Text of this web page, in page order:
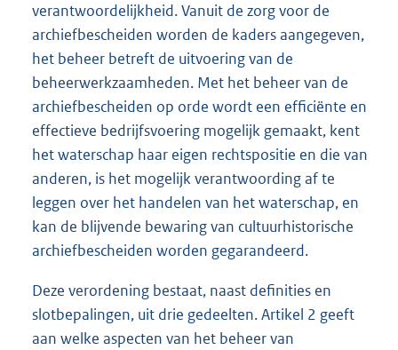
verantwoordelijkheid. Vanuit de zorg voor de
archiefbescheiden worden de kaders aangegeven,
het beheer betreft de uitvoering van de
beheerwerkzaamheden. Met het beheer van de
archiefbescheiden op orde wordt een efficiënte en
effectieve bedrijfsvoering mogelijk gemaakt, kent
het waterschap haar eigen rechtspositie en die van
anderen, is het mogelijk verantwoording af te
leggen over het handelen van het waterschap, en
kan de blijvende bewaring van cultuurhistorische
archiefbescheiden worden gegarandeerd.
Deze verordening bestaat, naast definities en
slotbepalingen, uit drie gedeelten. Artikel 2 geeft
aan welke aspecten van het beheer van